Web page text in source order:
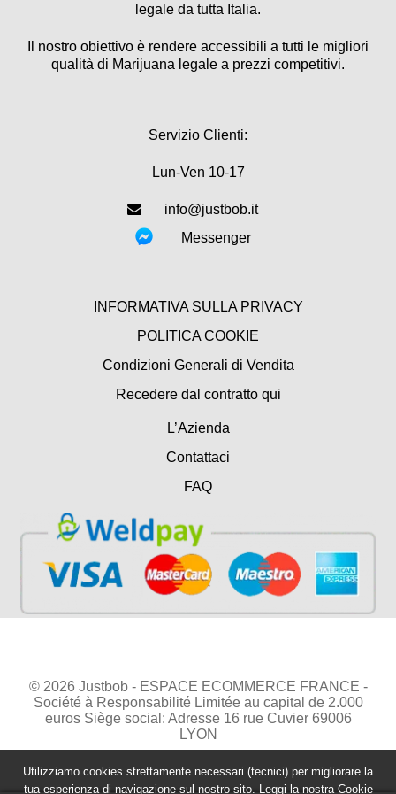
legale da tutta Italia.
Il nostro obiettivo è rendere accessibili a tutti le migliori
qualità di Marijuana legale a prezzi competitivi.
Servizio Clienti:
Lun-Ven 10-17
info@justbob.it
Messenger
INFORMATIVA SULLA PRIVACY
POLITICA COOKIE
Condizioni Generali di Vendita
Recedere dal contratto qui
L’Azienda
Contattaci
FAQ
© 2026 Justbob - ESPACE ECOMMERCE FRANCE -
Société à Responsabilité Limitée au capital de 2.000
euros Siège social: Adresse 16 rue Cuvier 69006
LYON
Utilizziamo cookies strettamente necessari (tecnici) per migliorare la
tua esperienza di navigazione sul nostro sito. Leggi la nostra Cookie